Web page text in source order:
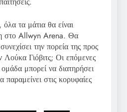
τα μάτια θα είναι
στο Allwyn Arena. Θα
την πορεία της προς
Λούκα Γιόβιτς; Οι επόμενες
μπορεί να διατηρήσει
παραμείνει στις κορυφαίες